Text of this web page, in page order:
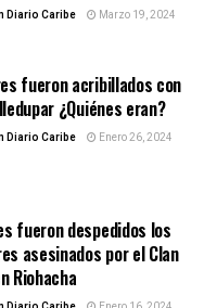
Diario Caribe Marzo 19, 2024
fueron acribillados con
¿Quiénes eran?
Diario Caribe Enero 26, 2024
fueron despedidos los
asesinados por el Clan
Riohacha